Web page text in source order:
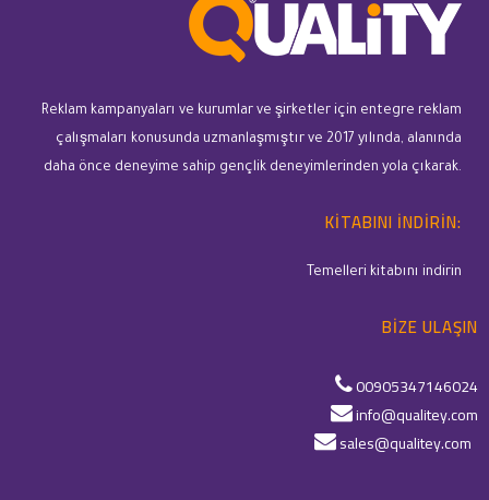
Reklam kampanyaları ve kurumlar ve şirketler için entegre reklam
çalışmaları konusunda uzmanlaşmıştır ve 2017 yılında, alanında
daha önce deneyime sahip gençlik deneyimlerinden yola çıkarak.
KITABINI INDIRIN:
Temelleri kitabını indirin
BIZE ULAŞIN
00905347146024
info@qualitey.com
sales@qualitey.com